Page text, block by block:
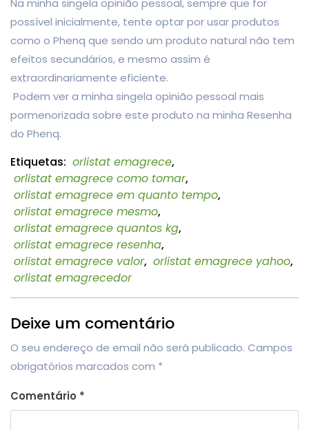
possível inicialmente, tente optar por usar produtos
como o Phenq que sendo um produto natural não tem
efeitos secundários, e mesmo assim é
extraordinariamente eficiente.
Podem ver a minha singela opinião pessoal mais
pormenorizada sobre este produto na minha Resenha
do Phenq.
Etiquetas: orlistat emagrece,
orlistat emagrece como tomar,
orlistat emagrece em quanto tempo,
orlistat emagrece mesmo,
orlistat emagrece quantos kg,
orlistat emagrece resenha,
orlistat emagrece valor, orlistat emagrece yahoo,
orlistat emagrecedor
Deixe um comentário
O seu endereço de email não será publicado. Campos
obrigatórios marcados com *
Comentário *